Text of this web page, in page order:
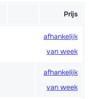
Prijs
afhankelijk
van week
afhankelijk
van week